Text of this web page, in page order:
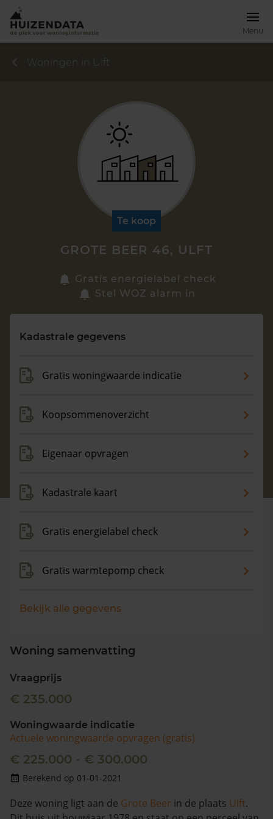
Menu
Zoek een woning
Maandag t/m vrijdag - 08:00 -18:00
Woningen in Ulft
Te koop
GROTE BEER 46, ULFT
Gratis energielabel check
Stel WOZ alarm in
Kadastrale gegevens
Gratis woningwaarde indicatie
Koopsommenoverzicht
Eigenaar opvragen
Kadastrale kaart
Gratis energielabel check
Gratis warmtepomp check
Bekijk alle gegevens
Woning samenvatting
Vraagprijs
€ 235.000
Woningwaarde indicatie
Actuele woningwaarde opvragen (gratis)
€ 225.000 - € 300.000
Berekend op 01-01-2021
Deze woning ligt aan de Grote Beer in de plaats Ulft.